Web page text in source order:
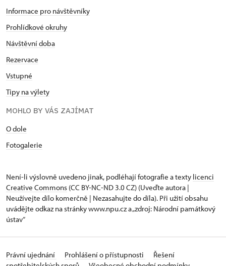
Informace pro návštěvníky
Prohlídkové okruhy
Návštěvní doba
Rezervace
Vstupné
Tipy na výlety
MOHLO BY VÁS ZAJÍMAT
O dole
Fotogalerie
Není-li výslovně uvedeno jinak, podléhají fotografie a texty licenci
Creative Commons (CC BY-NC-ND 3.0 CZ) (Uveďte autora |
Neužívejte dílo komerčně | Nezasahujte do díla). Při užití obsahu
uvádějte odkaz na stránky www.npu.cz a „zdroj: Národní památkový
ústav“
Právní ujednání Prohlášení o přístupnosti
Řešení